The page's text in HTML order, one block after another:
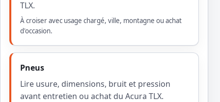
TLX.
À croiser avec usage chargé, ville, montagne ou achat
d'occasion.
Pneus
Lire usure, dimensions, bruit et pression
avant entretien ou achat du Acura TLX.